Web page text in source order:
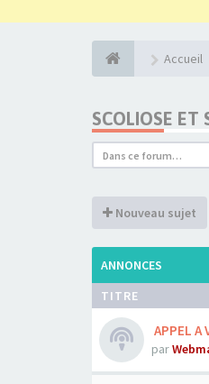
Accueil
SCOLIOSE ET
Nouveau sujet
ANNONCES
TITRE
APPEL A
par